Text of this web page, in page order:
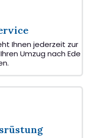
Ihnen jederzeit zur
Umzug nach Ede